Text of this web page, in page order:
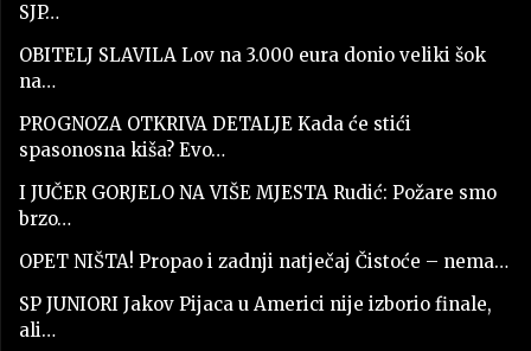
SJP…
OBITELJ SLAVILA Lov na 3.000 eura donio veliki šok
na…
PROGNOZA OTKRIVA DETALJE Kada će stići
spasonosna kiša? Evo…
I JUČER GORJELO NA VIŠE MJESTA Rudić: Požare smo
brzo…
OPET NIŠTA! Propao i zadnji natječaj Čistoće – nema…
SP JUNIORI Jakov Pijaca u Americi nije izborio finale,
ali…